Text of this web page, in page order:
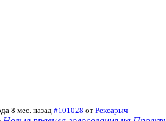
8 мес. назад #101028 от Рексарыч